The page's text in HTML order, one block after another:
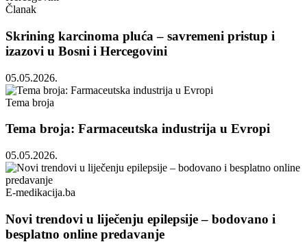
Članak
Skrining karcinoma pluća – savremeni pristup i
izazovi u Bosni i Hercegovini
05.05.2026.
Tema broja
Tema broja: Farmaceutska industrija u Evropi
05.05.2026.
E-medikacija.ba
Novi trendovi u liječenju epilepsije – bodovano i
besplatno online predavanje